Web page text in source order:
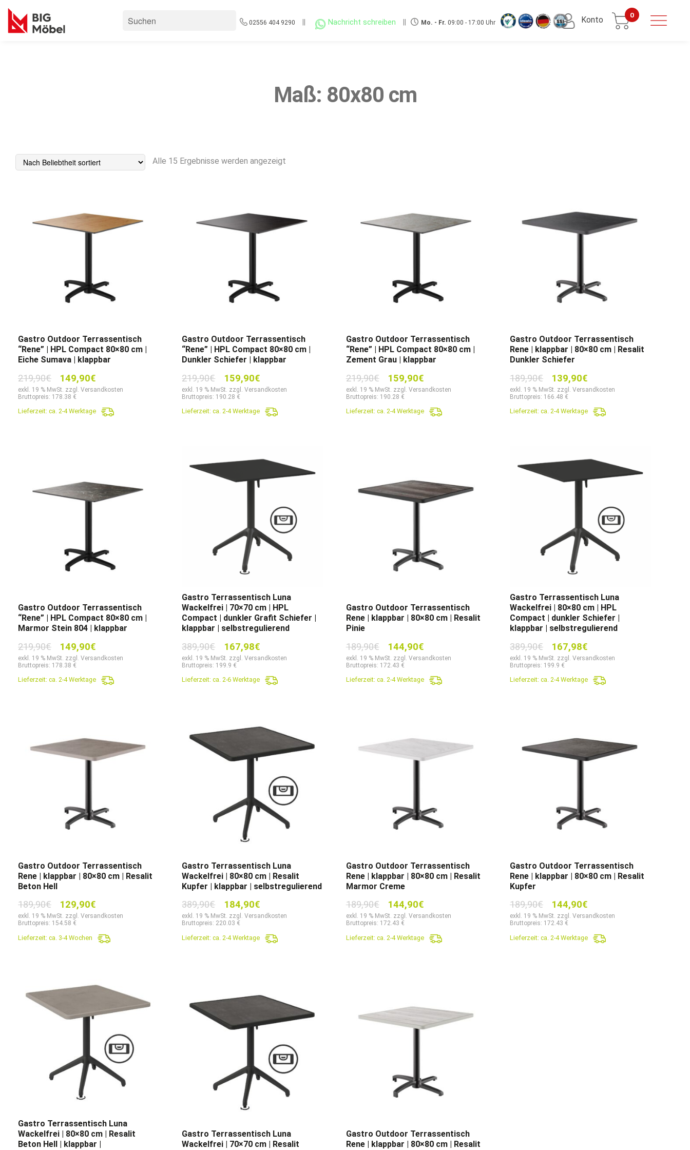
02556 404 9290 Nachricht schreiben Mo. - Fr. 09:00 - 17:00 Uhr Konto 0
Maß: 80x80 cm
Alle 15 Ergebnisse werden angezeigt
Gastro Outdoor Terrassentisch
“Rene” | HPL Compact 80×80 cm |
Eiche Sumava | klappbar
219,90€
Ursprünglicher
Preis
war:
219,90€
149,90€
Preis
149,90€.
exkl. 19 % MwSt. zzgl. Versandkosten
Bruttopreis: 178.38 €
Lieferzeit: ca. 2-4 Werktage
Gastro Outdoor Terrassentisch
“Rene” | HPL Compact 80×80 cm |
Dunkler Schiefer | klappbar
219,90€
Ursprünglicher
Preis
war:
219,90€
159,90€Aktueller
Preis
159,90€.
exkl. 19 % MwSt. zzgl. Versandkosten
Bruttopreis: 190.28 €
Lieferzeit:ca. 2-4 Werktage
Gastro Outdoor Terrassentisch
“Rene” | HPL Compact 80×80 cm |
Zement Grau | klappbar
219,90€
Ursprünglicher
Preis
war:
219,90€
159,90€
Preis
159,90€.
exkl. 19 % MwSt. zzgl. Versandkosten
Bruttopreis: 190.28 €
Lieferzeit: ca. 2-4 Werktage
Gastro Outdoor Terrassentisch
Rene | klappbar | 80×80 cm | Resalit
Dunkler Schiefer
189,90€
Ursprünglicher
Preis
war:
189,90€
139,90€
Preis
139,90€.
exkl. 19 % MwSt. zzgl. Versandkosten
Bruttopreis: 166.48 €
Lieferzeit:ca. 2-4 Werktage
Gastro Outdoor Terrassentisch
“Rene” | HPL Compact 80×80 cm |
Marmor Stein 804 | klappbar
219,90€
Ursprünglicher
Preis
war:
219,90€
149,90€
Preis
149,90€.
exkl. 19 % MwSt. zzgl. Versandkosten
Bruttopreis: 178.38 €
Lieferzeit: ca. 2-4 Werktage
Gastro Terrassentisch Luna
Wackelfrei | 70×70 cm | HPL
Compact | dunkler Grafit Schiefer |
klappbar | selbstregulierend
389,90€
Ursprünglicher
Preis
war:
389,90€
167,98€Aktueller
Preis
167,98€.
exkl. 19 % MwSt. zzgl. Versandkosten
Bruttopreis: 199.9 €
Lieferzeit:ca. 2-6 Werktage
Gastro Outdoor Terrassentisch
Rene | klappbar | 80×80 cm | Resalit
Pinie
189,90€
Ursprünglicher
Preis
war:
189,90€
144,90€
Preis
144,90€.
exkl. 19 % MwSt. zzgl. Versandkosten
Bruttopreis: 172.43 €
Lieferzeit: ca. 2-4 Werktage
Gastro Terrassentisch Luna
Wackelfrei | 80×80 cm | HPL
Compact | dunkler Schiefer |
klappbar | selbstregulierend
389,90€
Ursprünglicher
Preis
war:
389,90€
167,98€
Preis
167,98€.
exkl. 19 % MwSt. zzgl. Versandkosten
Bruttopreis: 199.9 €
Lieferzeit:ca. 2-4 Werktage
Gastro Outdoor Terrassentisch
Rene | klappbar | 80×80 cm | Resalit
Beton Hell
189,90€
Ursprünglicher
Preis
war:
189,90€
129,90€
Preis
129,90€.
exkl. 19 % MwSt. zzgl. Versandkosten
Bruttopreis: 154.58 €
Lieferzeit: ca. 3-4 Wochen
Gastro Terrassentisch Luna
Wackelfrei | 80×80 cm | Resalit
Kupfer | klappbar | selbstregulierend
389,90€
Ursprünglicher
Preis
war:
389,90€
184,90€Aktueller
Preis
184,90€.
exkl. 19 % MwSt. zzgl. Versandkosten
Bruttopreis: 220.03 €
Lieferzeit:ca. 2-4 Werktage
Gastro Outdoor Terrassentisch
Rene | klappbar | 80×80 cm | Resalit
Marmor Creme
189,90€
Ursprünglicher
Preis
war:
189,90€
144,90€
Preis
144,90€.
exkl. 19 % MwSt. zzgl. Versandkosten
Bruttopreis: 172.43 €
Lieferzeit: ca. 2-4 Werktage
Gastro Outdoor Terrassentisch
Rene | klappbar | 80×80 cm | Resalit
Kupfer
189,90€
Ursprünglicher
Preis
war:
189,90€
144,90€
Preis
144,90€.
exkl. 19 % MwSt. zzgl. Versandkosten
Bruttopreis: 172.43 €
Lieferzeit:ca. 2-4 Werktage
Gastro Terrassentisch Luna
Wackelfrei | 80×80 cm | Resalit
Beton Hell | klappbar |
Gastro Terrassentisch Luna
Wackelfrei | 70×70 cm | Resalit
Gastro Outdoor Terrassentisch
Rene | klappbar | 80×80 cm | Resalit